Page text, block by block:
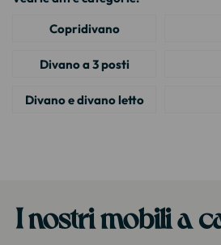
Copridivano
Divano a 3 posti
Divano e divano letto
I nostri mobili a